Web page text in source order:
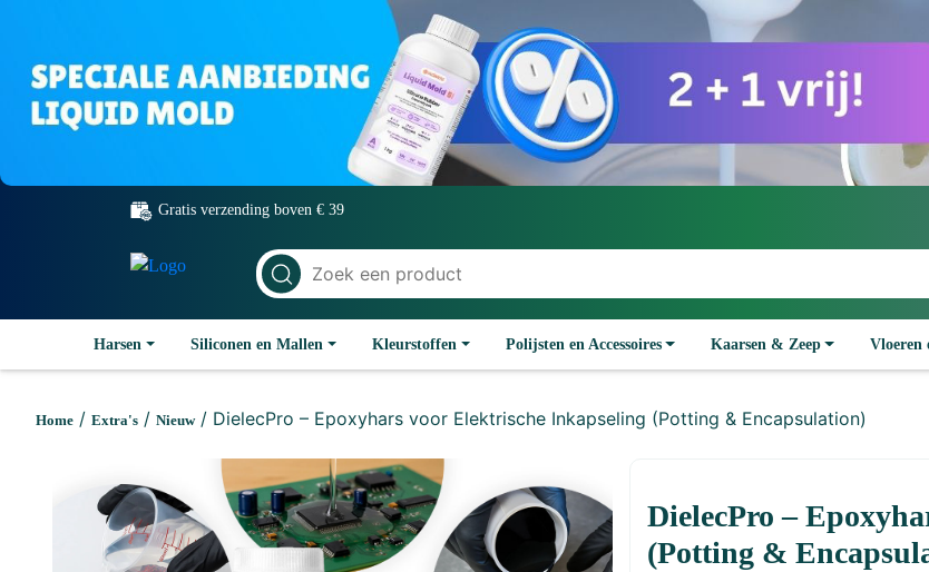
Gratis verzending boven € 39
Harsen Siliconen en Mallen Kleurstoffen Polijsten en Accessoires Kaarsen & Zeep Vloeren
Home / Extra's / Nieuw/ DielecPro – Epoxyhars voor Elektrische Inkapseling (Potting & Encapsulation)
DielecPro –
(Potting &